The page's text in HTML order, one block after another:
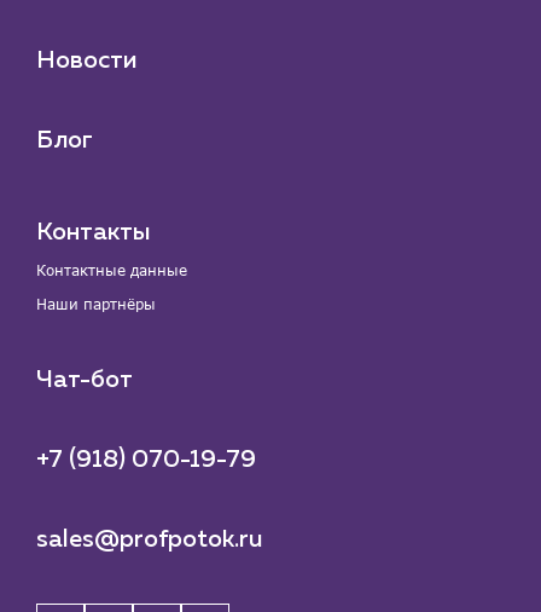
Новости
Блог
Контакты
Контактные данные
Наши партнёры
Чат-бот
+7 (918) 070-19-79
sales@profpotok.ru